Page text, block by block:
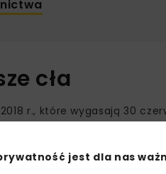
cła
r., które wygasają 30
kontyngenty
rocznie, co oznacza
cło w wysokości 50 proc.,
jest dla nas